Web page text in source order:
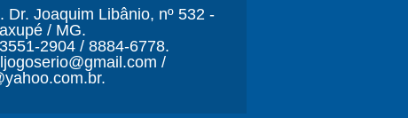
Dr. Joaquim Libânio, nº 532 -
/ MG.
2904 / 8884-6778.
/